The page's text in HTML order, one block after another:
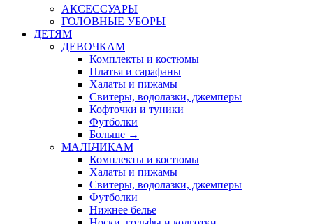
АКСЕССУАРЫ
ГОЛОВНЫЕ УБОРЫ
ДЕТЯМ
ДЕВОЧКАМ
Комплекты и костюмы
Платья и сарафаны
Халаты и пижамы
Свитеры, водолазки, джемперы
Кофточки и туники
Футболки
Больше →
МАЛЬЧИКАМ
Комплекты и костюмы
Халаты и пижамы
Свитеры, водолазки, джемперы
Футболки
Нижнее белье